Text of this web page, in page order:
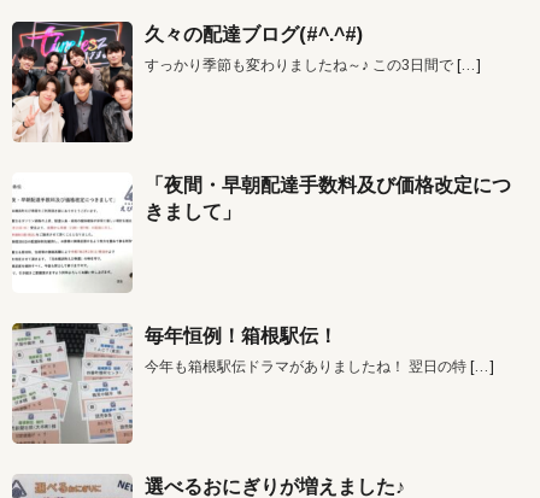
久々の配達ブログ(#^.^#)
すっかり季節も変わりましたね～♪ この3日間で […]
「夜間・早朝配達手数料及び価格改定につ
きまして」
毎年恒例！箱根駅伝！
今年も箱根駅伝ドラマがありましたね！ 翌日の特 […]
選べるおにぎりが増えました♪